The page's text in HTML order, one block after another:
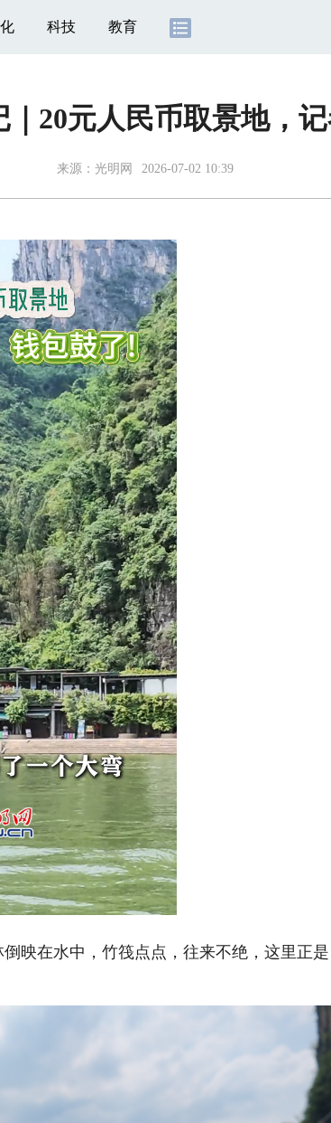
科技 教育
｜20元人民币取景地，
来源： 光明网 2026-07-02 10:39
Playback
Rate
在水中，竹筏点点，往来不绝，这里正是